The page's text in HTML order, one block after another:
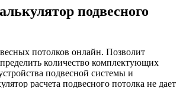
подвесного
потолков онлайн. Позволит
количество комплектующих
подвесной системы и
расчета подвесного потолка не дает